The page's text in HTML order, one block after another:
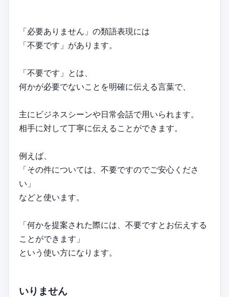
「必要ありません」の類語表現には
「不要です」があります。
「不要です」とは、
何かが必要でないことを明確に伝える言葉で、
主にビジネスシーンや日常会話で用いられます。
相手に対して丁寧に伝えることができます。
例えば、
「その件については、不要ですのでご安心くださ
い」
などと使います。
「何かを提案された際には、不要ですとお伝えする
ことができます」
という使い方になります。
いりません